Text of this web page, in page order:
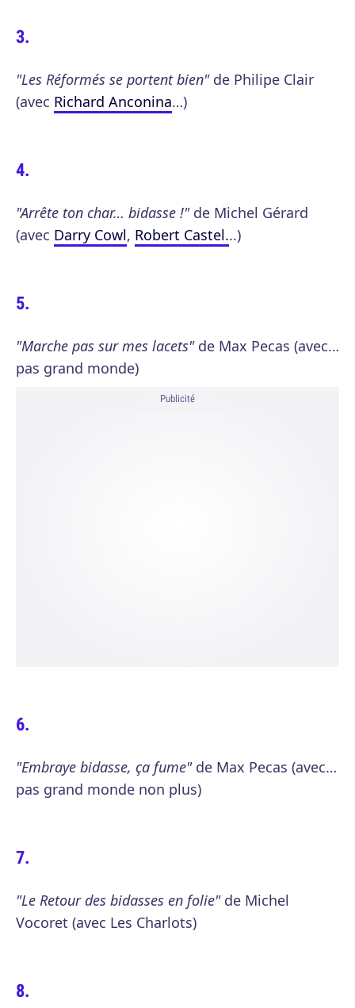
"Les Réformés se portent bien"de Philipe Clair
(avec Richard Anconina…)
"Arrête ton char… bidasse !"de Michel Gérard
(avec Darry Cowl, Robert Castel...)
"Marche pas sur mes lacets"de Max Pecas (avec…
pas grand monde)
Publicité
"Embraye bidasse, ça fume"de Max Pecas (avec…
pas grand monde non plus)
"Le Retour des bidasses en folie"de Michel
Vocoret (avec Les Charlots)